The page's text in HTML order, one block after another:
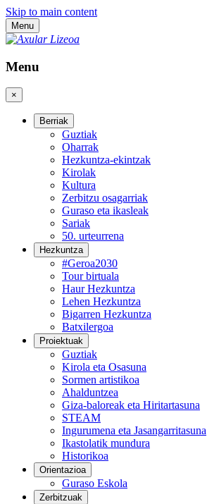
Skip to main content
Menu
Menu
×
Berriak
Guztiak
Oharrak
Hezkuntza-ekintzak
Kirolak
Kultura
Zerbitzu osagarriak
Guraso eta ikasleak
Sariak
50. urteurrena
Hezkuntza
#Geroa2030
Tour birtuala
Haur Hezkuntza
Lehen Hezkuntza
Bigarren Hezkuntza
Batxilergoa
Proiektuak
Guztiak
Kirola eta Osasuna
Sormen artistikoa
Ahalduntzea
Giza-baloreak eta Hiritartasuna
STEAM
Ingurumena eta Jasangarritasuna
Ikastolatik mundura
Historikoa
Orientazioa
Guraso Eskola
Zerbitzuak